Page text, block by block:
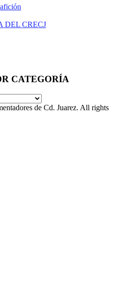
DEL CRECJ
CATEGORÍA
de Cd. Juarez. All rights